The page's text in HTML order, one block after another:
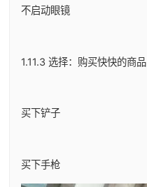
不启动眼镜
1.11.3 选择：购买快快的商品
买下铲子
买下手枪